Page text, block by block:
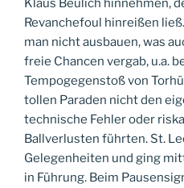
Klaus Beulich hinnehmen,
Revanchefoul hinreißen
man nicht ausbauen, was
freie Chancen vergab, u.a.
Tempogegenstoß von
tollen Paraden nicht den
technische Fehler oder
Ballverlusten führten. St.
Gelegenheiten und ging
in Führung. Beim